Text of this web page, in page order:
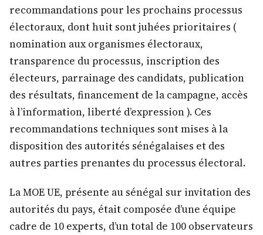
recommandations pour les prochains processus
électoraux, dont huit sont juhées prioritaires (
nomination aux organismes électoraux,
transparence du processus, inscription des
électeurs, parrainage des candidats, publication
des résultats, financement de la campagne, accès
à l’information, liberté d’expression ). Ces
recommandations techniques sont mises à la
disposition des autorités sénégalaises et des
autres parties prenantes du processus électoral.
La MOE UE, présente au sénégal sur invitation des
autorités du pays, était composée d’une équipe
cadre de 10 experts, d’un total de 100 observateurs